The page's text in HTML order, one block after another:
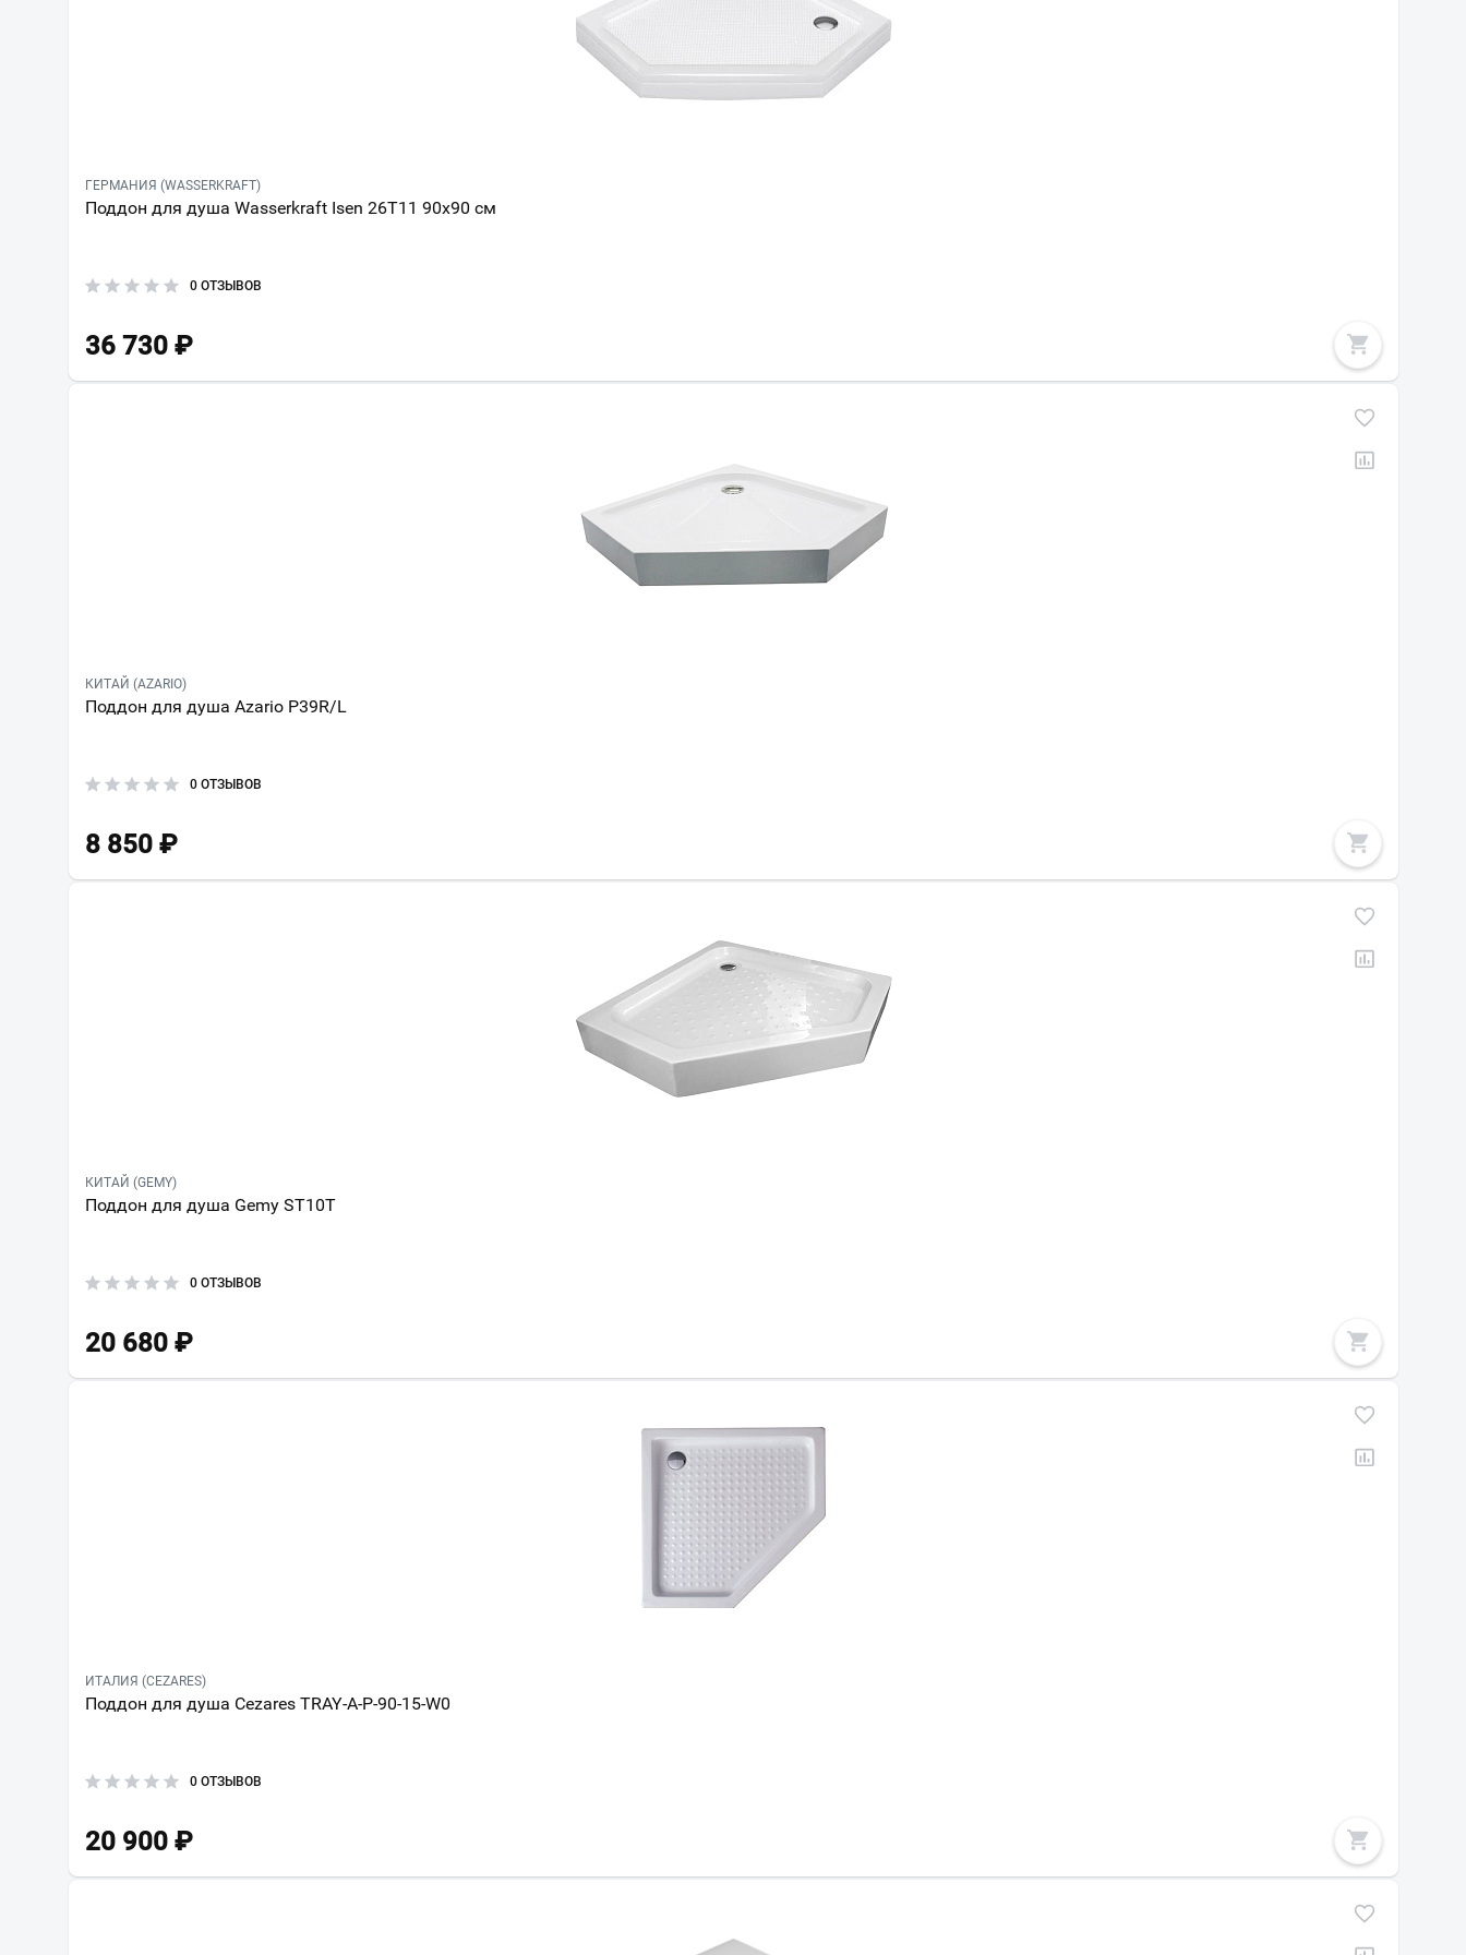
ГЕРМАНИЯ (WASSERKRAFT)
Поддон для душа Wasserkraft Isen 26T11 90x90 см
0 ОТЗЫВОВ
36 730 ₽
КИТАЙ (AZARIO)
Поддон для душа Azario P39R/L
0 ОТЗЫВОВ
8 850 ₽
КИТАЙ (GEMY)
Поддон для душа Gemy ST10T
0 ОТЗЫВОВ
20 680 ₽
ИТАЛИЯ (CEZARES)
Поддон для душа Cezares TRAY-A-P-90-15-W0
0 ОТЗЫВОВ
20 900 ₽
Москва
Мурманск
Всё верно Сменить город